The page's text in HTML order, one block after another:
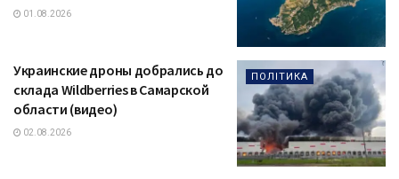
01.08.2026
ПОЛІТИКА
Украинские дроны добрались до
склада Wildberries в Самарской
области (видео)
02.08.2026